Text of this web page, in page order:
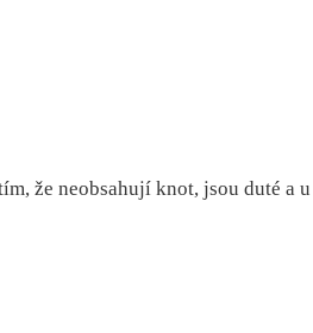
že neobsahují knot, jsou duté a